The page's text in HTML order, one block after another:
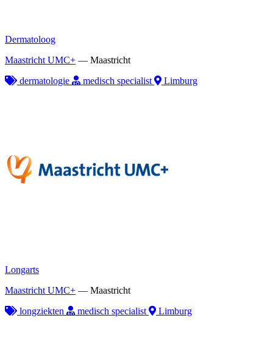
Dermatoloog
Maastricht UMC+ — Maastricht
dermatologie
medisch specialist Limburg
Longarts
Maastricht UMC+ — Maastricht
longziekten
medisch specialist Limburg